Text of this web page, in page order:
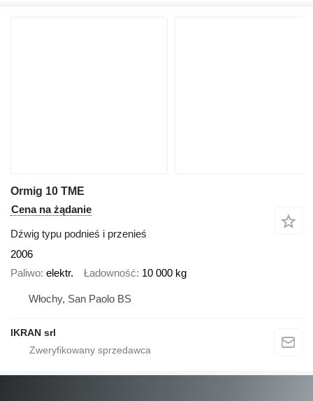
Ormig 10 TME
Cena na żądanie
Dźwig typu podnieś i przenieś
2006
Paliwo elektr. Ładowność 10 000 kg
Włochy, San Paolo BS
IKRAN srl